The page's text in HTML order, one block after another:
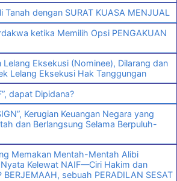
Tanah dengan SURAT KUASA MENJUAL
ketika Memilih Opsi PENGAKUAN
Eksekusi (Nominee), Dilarang dan
Lelang Eksekusi Hak Tanggungan
dapat Dipidana?
Kerugian Keuangan Negara yang
dan Berlangsung Selama Berpuluh-
Memakan Mentah-Mentah Alibi
Kelewat NAIF—Ciri Hakim dan
sebuah PERADILAN SESAT